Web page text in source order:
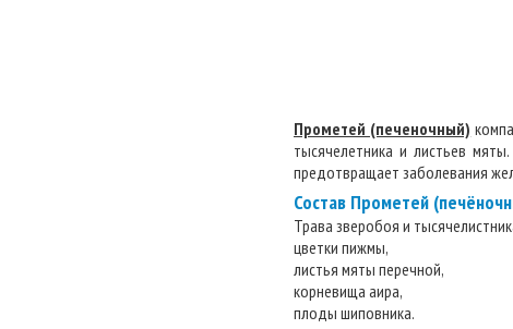
Прометей (печеночный)
тысячелетника и листьев
предотвращает заболевания
Состав Прометей
Трава зверобоя и
цветки пижмы,
листья мяты перечной,
корневища аира,
плоды шиповника.